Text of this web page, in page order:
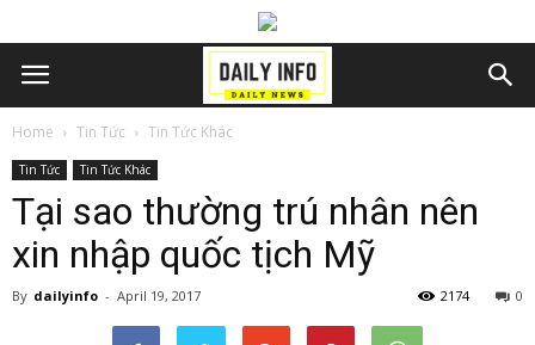
Home Tin Tức Tin Tức Khác
Tin Tức Tin Tức Khác
Tại sao thường trú nhân nên
xin nhập quốc tịch Mỹ
By dailyinfo - April 19, 2017 0
2174